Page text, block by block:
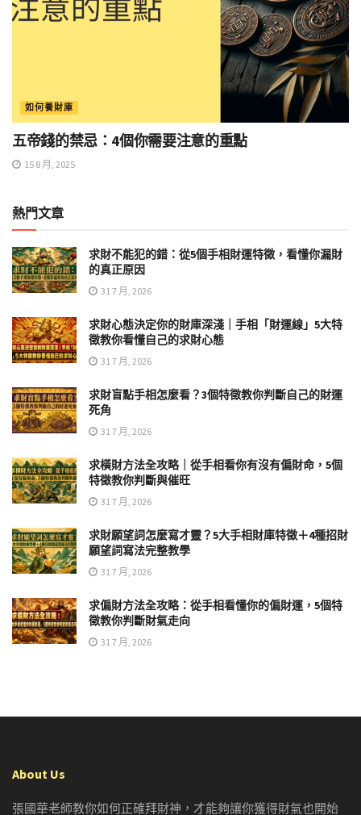
如何養財庫
五帝錢的禁忌：4個你需要注意的重點
15 8 月, 2025
熱門文章
求財不能犯的錯：從5個手相財運特徵，看懂你漏財
的真正原因
31 7 月, 2026
求財心態決定你的財庫深淺｜手相「財運線」5大特
徵教你看懂自己的求財心態
31 7 月, 2026
求財盲點手相怎麼看？3個特徵教你判斷自己的財運
死角
31 7 月, 2026
求橫財方法全攻略｜從手相看你有沒有偏財命，5個
特徵教你判斷與催旺
31 7 月, 2026
求財願望詞怎麼寫才靈？5大手相財庫特徵＋4種招財
願望詞寫法完整教學
31 7 月, 2026
求偏財方法全攻略：從手相看懂你的偏財運，5個特
徵教你判斷財氣走向
31 7 月, 2026
About Us
張國華老師教你如何正確拜財神，才能夠讓你獲得財氣也開始